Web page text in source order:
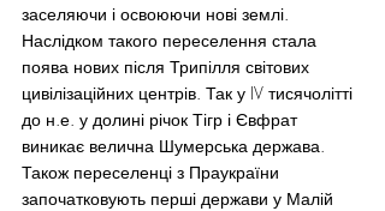
заселяючи і освоюючи нові землі.
Наслідком такого переселення стала
поява нових після Трипілля світових
цивілізаційних центрів. Так у IV тисячолітті
до н.е. у долині річок Тігр і Євфрат
виникає велична Шумерська держава.
Також переселенці з Праукраїни
започатковують перші держави у Малій